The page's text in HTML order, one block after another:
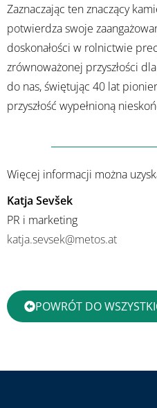
Zaznaczając ten znaczący
potwierdza swoje
doskonałości w rolnictwie
zrównoważonej przyszłości
do nas, świętując 40 lat
przyszłość wypełnioną
Więcej informacji można
Katja Sevšek
PR i marketing
katja.sevsek@metos.at
POWRÓT DO